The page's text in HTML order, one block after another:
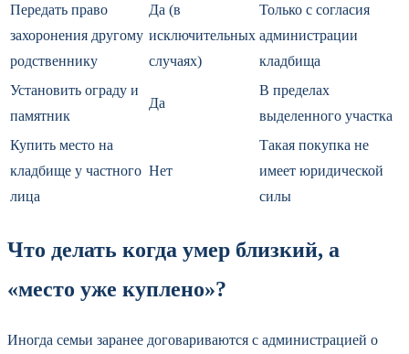
Передать право
захоронения другому
родственнику
Да (в
исключительных
случаях)
Только с согласия
администрации
кладбища
Установить ограду и
памятник
Да
В пределах
выделенного участка
Купить место на
кладбище у частного
лица
Нет
Такая покупка не
имеет юридической
силы
Что делать когда умер близкий, а
«место уже куплено»?
Иногда семьи заранее договариваются с администрацией о